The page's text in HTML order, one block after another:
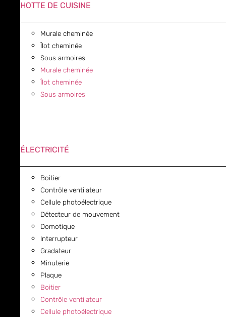
HOTTE DE CUISINE
Murale cheminée
Îlot cheminée
Sous armoires
Murale cheminée
Îlot cheminée
Sous armoires
ÉLECTRICITÉ
Boitier
Contrôle ventilateur
Cellule photoélectrique
Détecteur de mouvement
Domotique
Interrupteur
Gradateur
Minuterie
Plaque
Boitier
Contrôle ventilateur
Cellule photoélectrique